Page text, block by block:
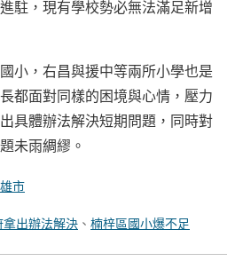
駐，現有學校勢必無法滿足新增
小，右昌與援中等兩所小學也是
都面對同樣的困境與心情，壓力
具體辦法解決短期問題，同時對
未雨綢繆。
市
出辦法解決 、 楠梓區國小爆不足